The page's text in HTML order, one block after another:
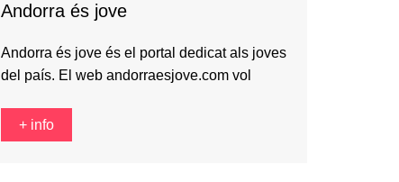
Andorra és jove
Andorra és jove és el portal dedicat als joves
del país. El web andorraesjove.com vol
+ info